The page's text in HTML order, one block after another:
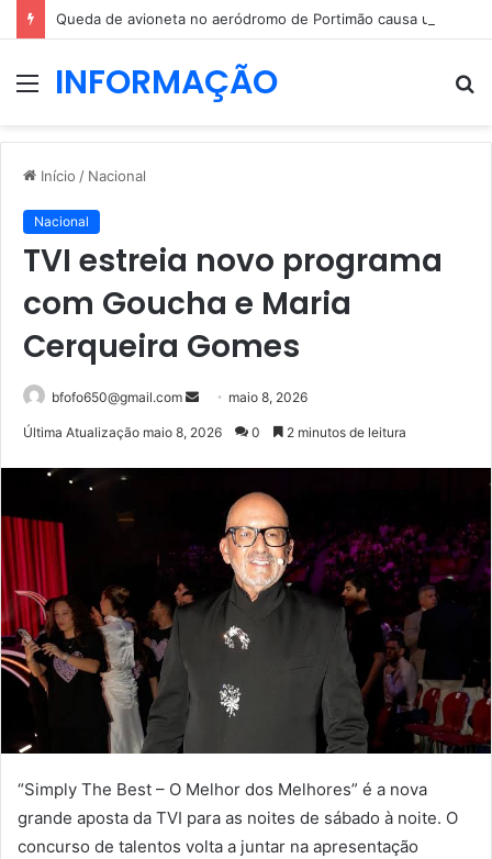
MenuINFORMAÇÃO
Início / Nacional
Nacional
TVI estreia novo programa
com Goucha e Maria
Cerqueira Gomes
bfofo650@gmail.com
Mandemaio 8, 2026
Última Atualização maio 8, 2026 0 2 minutos de leitura
“Simply The Best – O Melhor dos Melhores” é a nova
grande aposta da TVI para as noites de sábado à noite. O
concurso de talentos volta a juntar na apresentação